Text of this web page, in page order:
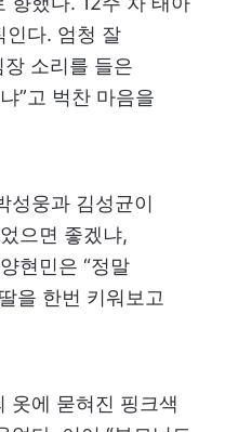
인다. 엄청 잘
소리를 들은
”고 벅찬 마음을
성웅과 김성균이
으면 좋겠냐,
현민은 “정말
을 한번 키워보고
옷에 묻혀진 핑크색